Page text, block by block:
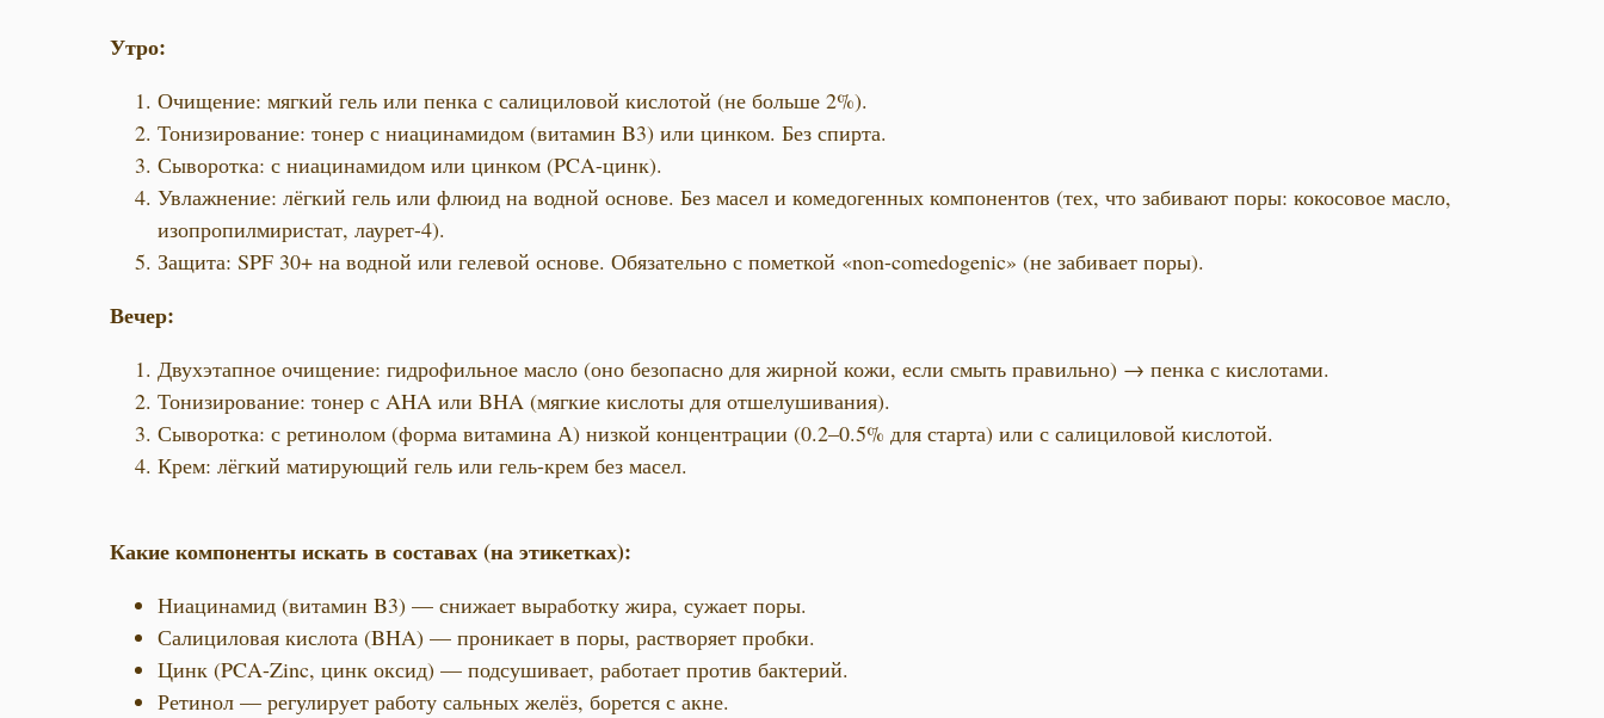
Утро:
Очищение: мягкий гель или пенка с салициловой кислотой (не больше 2%).
Тонизирование: тонер с ниацинамидом (витамин B3) или цинком. Без спирта.
Сыворотка: с ниацинамидом или цинком (PCA-цинк).
Увлажнение: лёгкий гель или флюид на водной основе. Без масел и комедогенных компонентов (тех, что забивают поры: кокосовое масло,
изопропилмиристат, лаурет-4).
Защита: SPF 30+ на водной или гелевой основе. Обязательно с пометкой «non-comedogenic» (не забивает поры).
Вечер:
Двухэтапное очищение: гидрофильное масло (оно безопасно для жирной кожи, если смыть правильно) → пенка с кислотами.
Тонизирование: тонер с AHA или BHA (мягкие кислоты для отшелушивания).
Сыворотка: с ретинолом (форма витамина А) низкой концентрации (0.2–0.5% для старта) или с салициловой кислотой.
Крем: лёгкий матирующий гель или гель-крем без масел.
Какие компоненты искать в составах (на этикетках):
Ниацинамид (витамин B3) — снижает выработку жира, сужает поры.
Салициловая кислота (BHA) — проникает в поры, растворяет пробки.
Цинк (PCA-Zinc, цинк оксид) — подсушивает, работает против бактерий.
Ретинол — регулирует работу сальных желёз, борется с акне.